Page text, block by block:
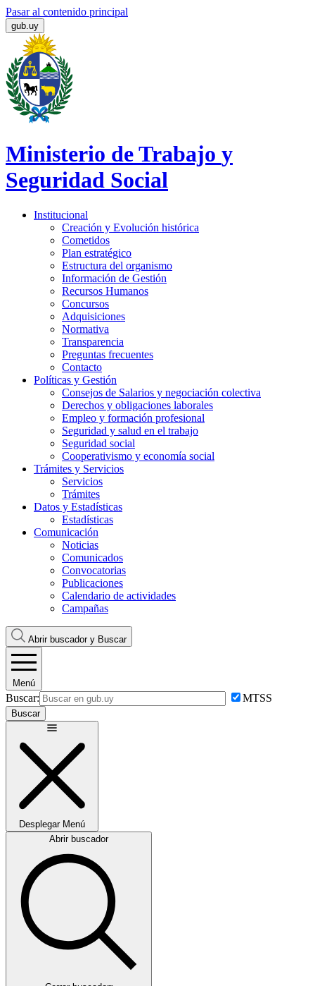
Pasar al contenido principal
gub.uy
Ministerio de Trabajo y
Seguridad Social
Institucional
Creación y Evolución histórica
Cometidos
Plan estratégico
Estructura del organismo
Información de Gestión
Recursos Humanos
Concursos
Adquisiciones
Normativa
Transparencia
Preguntas frecuentes
Contacto
Políticas y Gestión
Consejos de Salarios y negociación colectiva
Derechos y obligaciones laborales
Empleo y formación profesional
Seguridad y salud en el trabajo
Seguridad social
Cooperativismo y economía social
Trámites y Servicios
Servicios
Trámites
Datos y Estadísticas
Estadísticas
Comunicación
Noticias
Comunicados
Convocatorias
Publicaciones
Calendario de actividades
Campañas
Abrir buscador y Buscar
Menú
Buscar: MTSS
Buscar
Desplegar Menú
Abrir buscador